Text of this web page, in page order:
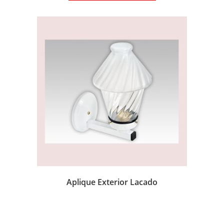
Aplique Exterior Lacado